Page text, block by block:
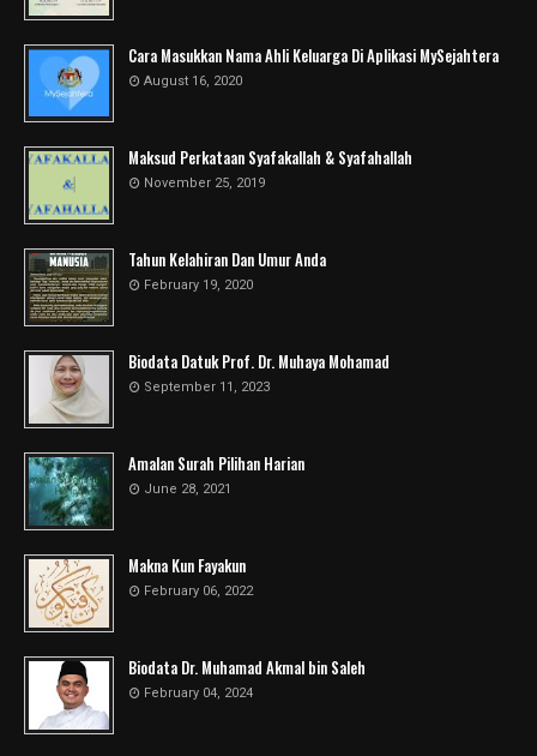
Cara Masukkan Nama Ahli Keluarga Di Aplikasi MySejahtera
August 16, 2020
Maksud Perkataan Syafakallah & Syafahallah
November 25, 2019
Tahun Kelahiran Dan Umur Anda
February 19, 2020
Biodata Datuk Prof. Dr. Muhaya Mohamad
September 11, 2023
Amalan Surah Pilihan Harian
June 28, 2021
Makna Kun Fayakun
February 06, 2022
Biodata Dr. Muhamad Akmal bin Saleh
February 04, 2024